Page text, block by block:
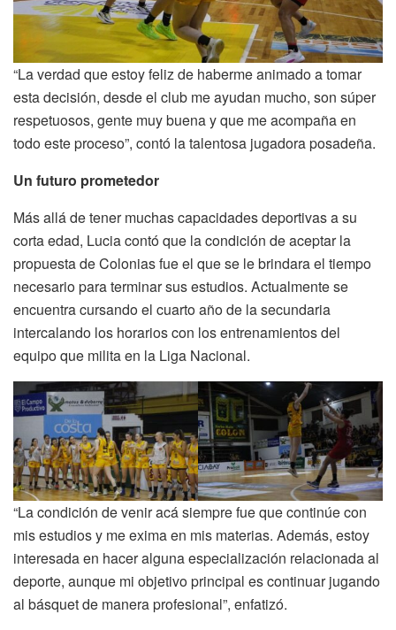
“La verdad que estoy feliz de haberme animado a tomar
esta decisión, desde el club me ayudan mucho, son súper
respetuosos, gente muy buena y que me acompaña en
todo este proceso”, contó la talentosa jugadora posadeña.
Un futuro prometedor
Más allá de tener muchas capacidades deportivas a su
corta edad, Lucia contó que la condición de aceptar la
propuesta de Colonias fue el que se le brindara el tiempo
necesario para terminar sus estudios. Actualmente se
encuentra cursando el cuarto año de la secundaria
intercalando los horarios con los entrenamientos del
equipo que milita en la Liga Nacional.
“La condición de venir acá siempre fue que continúe con
mis estudios y me exima en mis materias. Además, estoy
interesada en hacer alguna especialización relacionada al
deporte, aunque mi objetivo principal es continuar jugando
al básquet de manera profesional”, enfatizó.